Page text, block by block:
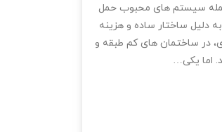
سیستم ‌های محبوب حمل‌
دلیل ساختار ساده و هزینه
در ساختمان ‌های کم ‌طبقه و
اما یکی…